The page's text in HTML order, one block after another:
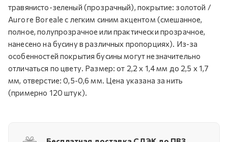
травянисто-зеленый (прозрачный), покрытие: золотой /
Aurore Boreale с легким синим акцентом (смешанное,
полное, полупрозрачное или практически прозрачное,
нанесено на бусину в различных пропорциях). Из-за
особенностей покрытия бусины могут незначительно
отличаться по цвету. Размер: от 2,2 х 1,4 мм до 2,5 х 1,7
мм, отверстие: 0,5-0,6 мм. Цена указана за нить
(примерно 120 штук).